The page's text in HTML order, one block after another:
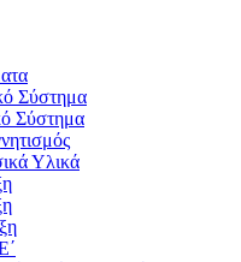
Σύστημα
Σύστημα
Υλικά